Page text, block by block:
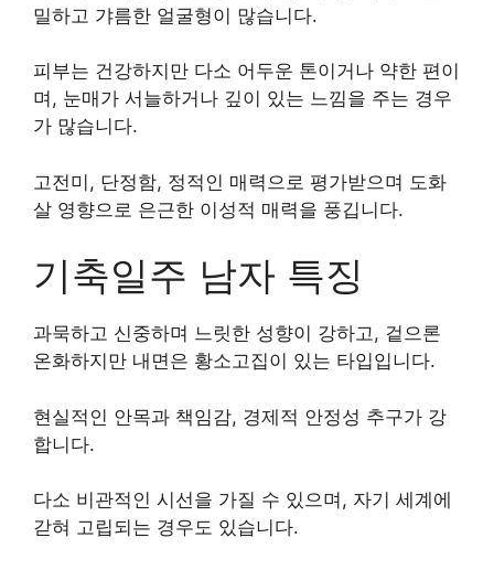
밀하고 갸름한 얼굴형이 많습니다.
피부는 건강하지만 다소 어두운 톤이거나 약한 편이
며, 눈매가 서늘하거나 깊이 있는 느낌을 주는 경우
가 많습니다.
고전미, 단정함, 정적인 매력으로 평가받으며 도화
살 영향으로 은근한 이성적 매력을 풍깁니다.
기축일주 남자 특징
과묵하고 신중하며 느릿한 성향이 강하고, 겉으론
온화하지만 내면은 황소고집이 있는 타입입니다.
현실적인 안목과 책임감, 경제적 안정성 추구가 강
합니다.
다소 비관적인 시선을 가질 수 있으며, 자기 세계에
갇혀 고립되는 경우도 있습니다.